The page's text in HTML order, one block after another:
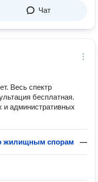
Чат
Весь спектр
бесплатная.
и административных
жилищным спорам —